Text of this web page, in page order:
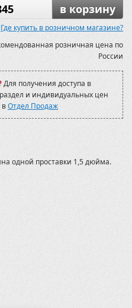
EPS
Jumbo 700
Jumbo 700 MAX
750 2006-09
750 2009-12
(X8 H.O. EPS/X10 EPS)
в корзину
Где купить в розничном магазине?
розничная цена по
России
Для получения доступа в
и индивидуальных цен
вОтдел Продаж
одной проставки 1,5 дюйма.